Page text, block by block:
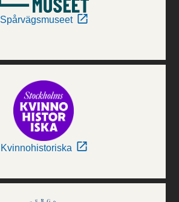
Spårvägsmuseet
Kvinnohistoriska